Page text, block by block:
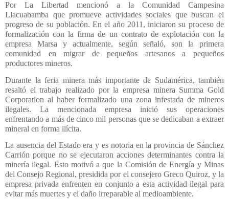
Por La Libertad mencionó a la Comunidad Campesina
Llacuabamba que promueve actividades sociales que buscan el
progreso de su población. En el año 2011, iniciaron su proceso de
formalización con la firma de un contrato de explotación con la
empresa Marsa y actualmente, según señaló, son la primera
comunidad en migrar de pequeños artesanos a pequeños
productores mineros.
Durante la feria minera más importante de Sudamérica, también
resaltó el trabajo realizado por la empresa minera Summa Gold
Corporation al haber formalizado una zona infestada de mineros
ilegales. La mencionada empresa inició sus operaciones
enfrentando a más de cinco mil personas que se dedicaban a extraer
mineral en forma ilícita.
La ausencia del Estado era y es notoria en la provincia de Sánchez
Carrión porque no se ejecutaron acciones determinantes contra la
minería ilegal. Esto motivó a que la Comisión de Energía y Minas
del Consejo Regional, presidida por el consejero Greco Quiroz, y la
empresa privada enfrenten en conjunto a esta actividad ilegal para
evitar más muertes y el daño irreparable al medioambiente.